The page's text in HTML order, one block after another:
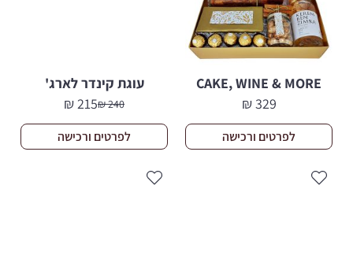
CAKE, WINE & MORE
329
₪
לפרטים ורכישה
עוגת קינדר לארג'
240
₪המחיר
המקורי
היה:
215
₪
המחיר
הנוכחי
הוא:
לפרטים ורכישה